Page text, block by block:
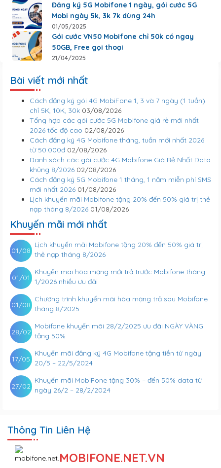
Đăng ký 5G Mobifone 1 ngày, gói cước 5G
Mobi ngày 5k, 3k 7k dùng 24h
01/05/2025
Gói cước VN50 Mobifone chỉ 50k có ngay
50GB, Free gọi thoại
21/04/2025
Bài viết mới nhất
Cách đăng ký gói 4G MobiFone 1, 3 và 7 ngày (1 tuần)
chỉ 5K, 10K, 30k 03/08/2026
Tổng hợp các gói cước 5G Mobifone giá rẻ mới nhất
2026 tốc độ cao 02/08/2026
Cách đăng ký 4G Mobifone tháng, tuần mới nhất 2026
từ 50.000đ 02/08/2026
Danh sách các gói cước 4G Mobifone Giá Rẻ Nhất Data
khủng 8/2026 02/08/2026
Cách đăng ký 5G Mobifone 1 tháng, 1 năm miễn phí SMS
mới nhất 2026 01/08/2026
Lịch khuyến mãi Mobifone tặng 20% đến 50% giá trị thẻ
nạp tháng 8/2026 01/08/2026
Khuyến mãi mới nhất
Lịch khuyến mãi Mobifone tặng 20% đến 50% giá trị
thẻ nạp tháng 8/2026
01/08
Khuyến mãi hòa mạng mới trả trước Mobifone tháng
1/2026 nhiều ưu đãi
01/01
Chương trình khuyến mãi hòa mạng trả sau Mobifone
tháng 8/2025
01/08
Mobifone khuyến mãi 28/2/2025 ưu đãi NGÀY VÀNG
tặng 50%
28/02
Khuyến mãi đăng ký 4G Mobifone tặng tiền từ ngày
20/5 – 22/5/2024
17/05
Khuyến mãi MobiFone tặng 30% – đến 50% data từ
ngày 26/2 – 28/2/2024
27/02
Thông Tin Liên Hệ
MOBIFONE.NET.VN